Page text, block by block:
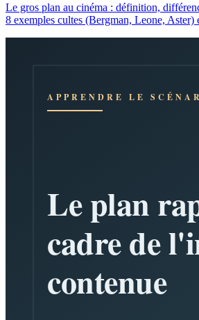
Le gros plan au cinéma : définition,
8 exemples cultes (Bergman, Leone,